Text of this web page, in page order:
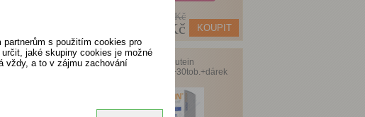
480 Kč
399 Kč
Ocutein Brillant Lutein
25mgDaVinci90+30tob.+dárek
s použitím cookies pro
jaké skupiny cookies je možné
vždy, a to v zájmu zachování